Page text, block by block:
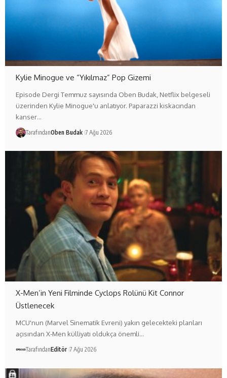
Kylie Minogue ve “Yıkılmaz” Pop Gizemi
Episode Dergi Temmuz sayısında Oben Budak, Netflix belgeseli
üzerinden Kylie Minogue'u anlatıyor. Paparazzi kıskacından
kanser…
TarafındanOben Budak 7 Ağu 2026
X-Men’in Yeni Filminde Cyclops Rolünü Kit Connor
Üstlenecek
MCU'nun (Marvel Sinematik Evreni) yakın gelecekteki planları
açısından X-Men külliyatı oldukça önemli…
TarafındanEditör 7 Ağu 2026